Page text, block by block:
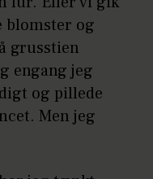
blomster og
grusstien
engang jeg
og pillede
Men jeg